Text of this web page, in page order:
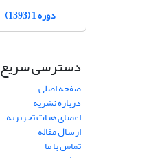
دوره 1 (1393)
دسترسی سریع
صفحه اصلی
درباره نشریه
اعضای هیات تحریریه
ارسال مقاله
تماس با ما